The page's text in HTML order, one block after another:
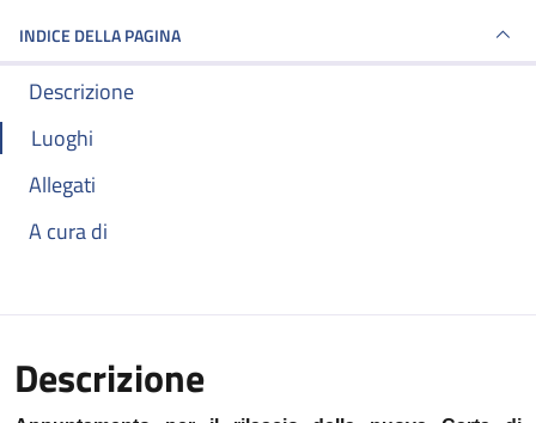
INDICE DELLA PAGINA
Descrizione
Luoghi
Allegati
A cura di
Descrizione